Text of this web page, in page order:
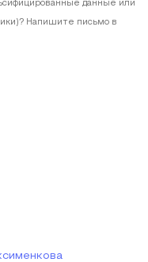
данные или
Напишите письмо в